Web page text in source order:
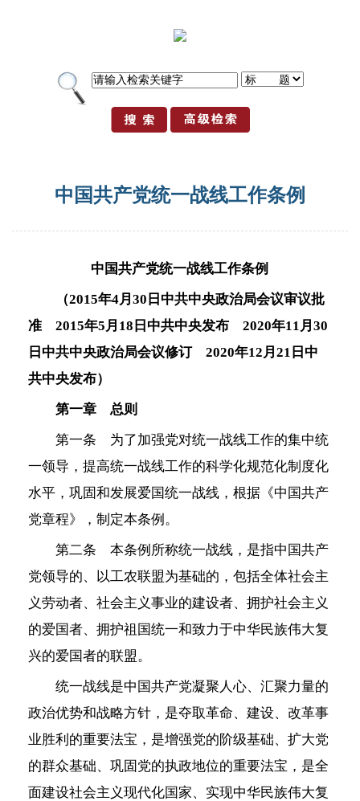
中国共产党统一战线工作条例
中国共产党统一战线工作条例
（2015年4月30日中共中央政治局会议审议批
准 2015年5月18日中共中央发布 2020年11月30
日中共中央政治局会议修订 2020年12月21日中
共中央发布）
第一章 总则
第一条 为了加强党对统一战线工作的集中统
一领导，提高统一战线工作的科学化规范化制度化
水平，巩固和发展爱国统一战线，根据《中国共产
党章程》，制定本条例。
第二条 本条例所称统一战线，是指中国共产
党领导的、以工农联盟为基础的，包括全体社会主
义劳动者、社会主义事业的建设者、拥护社会主义
的爱国者、拥护祖国统一和致力于中华民族伟大复
兴的爱国者的联盟。
统一战线是中国共产党凝聚人心、汇聚力量的
政治优势和战略方针，是夺取革命、建设、改革事
业胜利的重要法宝，是增强党的阶级基础、扩大党
的群众基础、巩固党的执政地位的重要法宝，是全
面建设社会主义现代化国家、实现中华民族伟大复